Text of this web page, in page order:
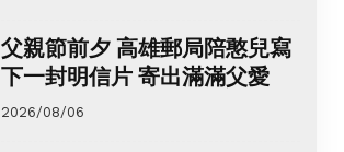
父親節前夕 高雄郵局陪憨兒寫
下一封明信片 寄出滿滿父愛
2026/08/06